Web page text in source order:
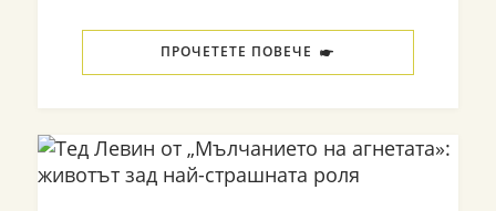
ПРОЧЕТЕТЕ ПОВЕЧЕ